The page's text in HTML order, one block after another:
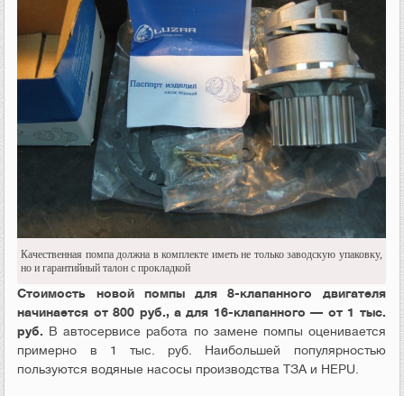
Качественная помпа должна в комплекте иметь не только заводскую упаковку,
но и гарантийный талон с прокладкой
Стоимость новой помпы для 8-клапанного двигателя
начинается от 800 руб., а для 16-клапанного — от 1 тыс.
руб. В автосервисе работа по замене помпы оценивается
примерно в 1 тыс. руб. Наибольшей популярностью
пользуются водяные насосы производства ТЗА и HEPU.